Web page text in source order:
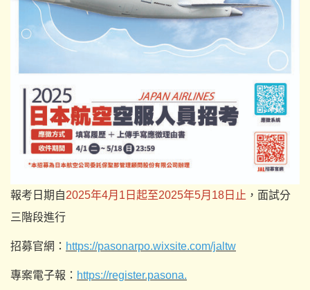
報考日期自2025年4月1日起至2025年5月18日止 ， 面試分
三階段進行
招募官網： https://pasonarpo.wixsite.com/jaltw
專案電子報： https://register.pasona.